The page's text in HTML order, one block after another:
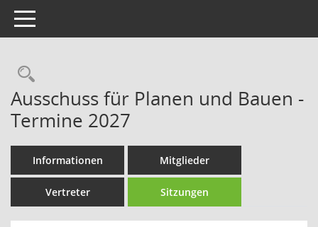
Toggle navigation
Rechercheauswahl
Ausschuss für Planen und Bauen -
Termine 2027
Informationen Mitglieder
Vertreter Sitzungen